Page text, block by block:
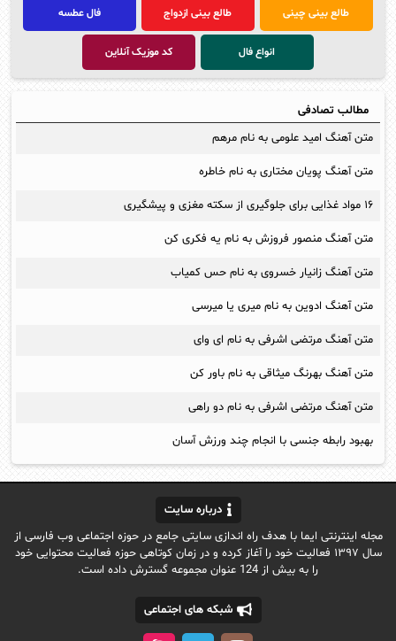
طالع بینی چینی طالع بینی ازدواج فال عطسه
انواع فال کد موزیک آنلاین
مطالب تصادفی
متن آهنگ امید علومی به نام مرهم
متن آهنگ پویان مختاری به نام خاطره
۱۶ مواد غذایی برای جلوگیری از سکته مغزی و پیشگیری
متن آهنگ منصور فروزش به نام یه فکری کن
متن آهنگ زانیار خسروی به نام حس کمیاب
متن آهنگ ادوین به نام میری یا میرسی
متن آهنگ مرتضی اشرفی به نام ای وای
متن آهنگ بهرنگ میثاقی به نام باور کن
متن آهنگ مرتضی اشرفی به نام دو راهی
بهبود رابطه جنسی با انجام چند ورزش آسان
درباره سایت
مجله اینترنتی ایما با هدف راه اندازی سایتی جامع در حوزه اجتماعی وب فارسی از
سال ۱۳۹۷ فعالیت خود را آغاز کرده و در زمان کوتاهی حوزه فعالیت محتوایی خود
را به بیش از 124 عنوان مجموعه گسترش داده است.
شبکه های اجتماعی